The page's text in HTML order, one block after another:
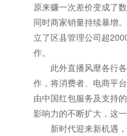
原来赚一次差价变成了
同时商家销量持续暴增
立了区县管理公司超
作。
此外直播风靡各行
作，将消费者、电商平
由中国红包服务及支持
影响力的不断扩大，这
新时代迎来新机遇